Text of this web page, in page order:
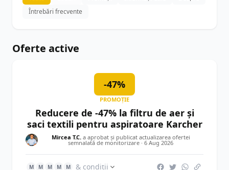
Întrebări frecvente
Oferte active
-47%
PROMOȚIE
Reducere de -47% la filtru de aer și
saci textili pentru aspiratoare Karcher
Mircea T.C.a aprobat și publicat actualizarea ofertei
semnalată de monitorizare · 6 Aug 2026
M M M M M
& condiții